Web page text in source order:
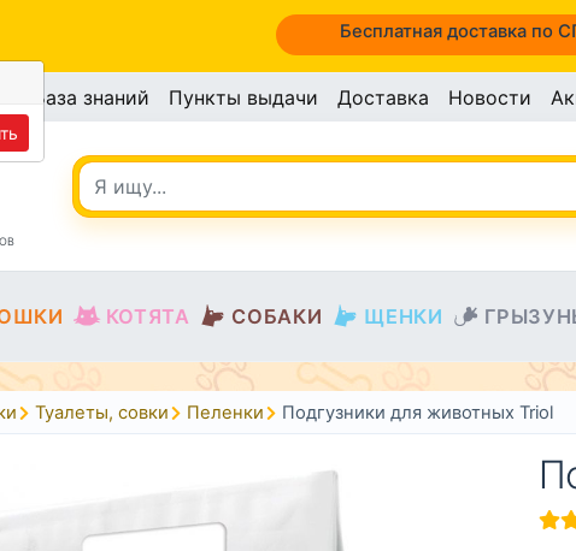
Бесплатная доставка по
База знаний Пункты выдачи Доставка Новости
КОТЯТА СОБАКИ ЩЕНКИ
Туалеты, совки Пеленки Подгузники для животных Triol